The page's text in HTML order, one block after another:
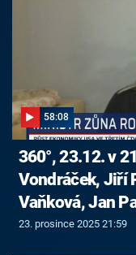
58:08
360°, 23.12. v
Vondráček, Jiří
Vaňková, Jan
23. prosince 2025 21:59